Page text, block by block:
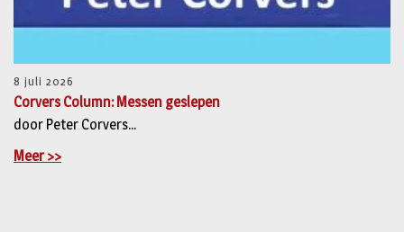
8 juli 2026
Corvers Column: Messen geslepen
door Peter Corvers...
Meer >>